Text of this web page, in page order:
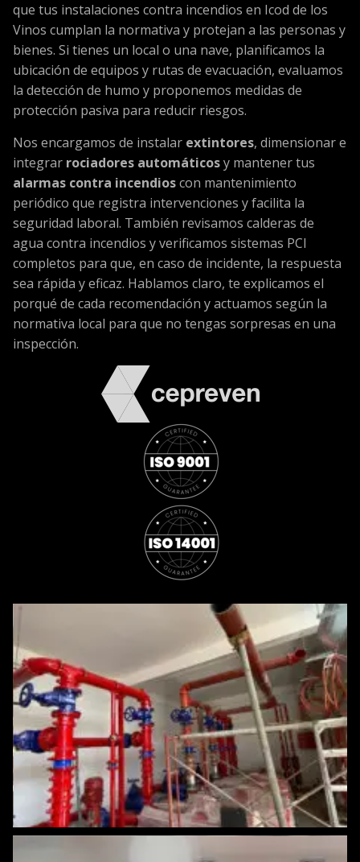
que tus instalaciones contra incendios en Icod de los
Vinos cumplan la normativa y protejan a las personas y
bienes. Si tienes un local o una nave, planificamos la
ubicación de equipos y rutas de evacuación, evaluamos
la detección de humo y proponemos medidas de
protección pasiva para reducir riesgos.
Nos encargamos de instalar extintores, dimensionar e
integrar rociadores automáticosy mantener tus
alarmas contra incendioscon mantenimiento
periódico que registra intervenciones y facilita la
seguridad laboral. También revisamos calderas de
agua contra incendios y verificamos sistemas PCI
completos para que, en caso de incidente, la respuesta
sea rápida y eficaz. Hablamos claro, te explicamos el
porqué de cada recomendación y actuamos según la
normativa local para que no tengas sorpresas en una
inspección.